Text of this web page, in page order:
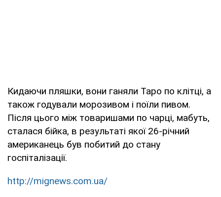
Кидаючи пляшки, вони ганяли Таро по клітці, а
також годували морозивом і поїли пивом.
Після цього між товаришами по чарці, мабуть,
сталася бійка, в результаті якої 26-річний
американець був побитий до стану
госпіталізації.
http://mignews.com.ua/